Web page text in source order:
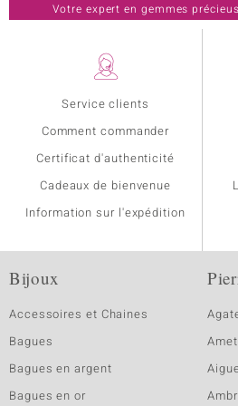
Service clients
Comment commander
Certificat d'authenticité
Cadeaux de bienvenue
Information sur l'expédition
Votre expert en gemmes
Bijoux
Accessoires et Chaines
Bagues
Bagues en argent
Bagues en or